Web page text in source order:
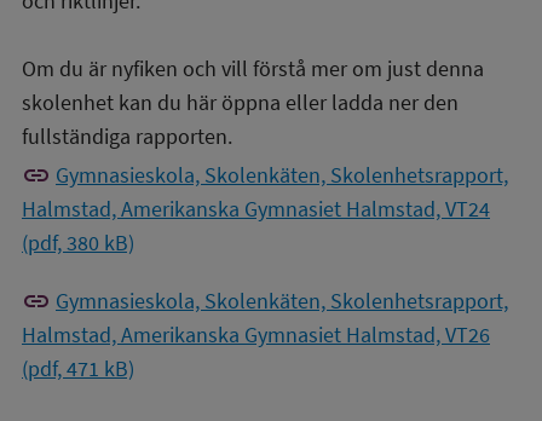
Om du är nyfiken och vill förstå mer om just denna
skolenhet kan du här öppna eller ladda ner den
fullständiga rapporten.
link Gymnasieskola, Skolenkäten, Skolenhetsrapport,
Halmstad, Amerikanska Gymnasiet Halmstad, VT24
(pdf, 380 kB)
link Gymnasieskola, Skolenkäten, Skolenhetsrapport,
Halmstad, Amerikanska Gymnasiet Halmstad, VT26
(pdf, 471 kB)